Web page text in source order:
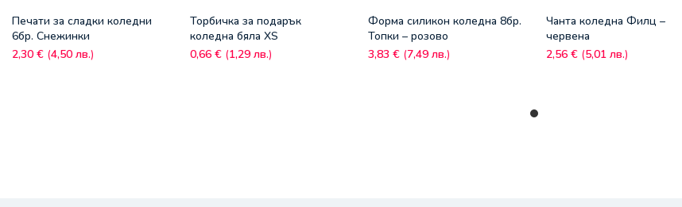
Печати за сладки коледни
6бр. Снежинки
2,30 € (4,50 лв.)
Торбичка за подарък
коледна бяла XS
0,66 € (1,29 лв.)
Форма силикон коледна 8бр.
Топки – розово
3,83 € (7,49 лв.)
Чанта коледна Филц –
червена
2,56 € (5,01 лв.)